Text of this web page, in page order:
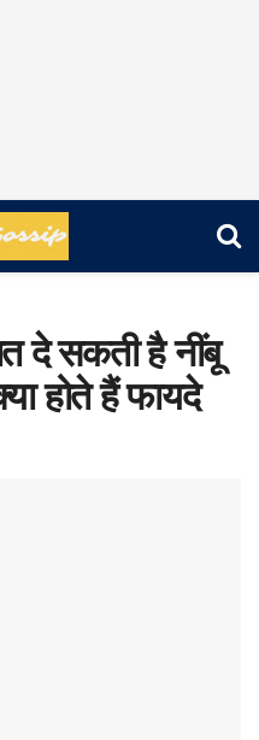
दे सकती है नींबू
होते हैं फायदे